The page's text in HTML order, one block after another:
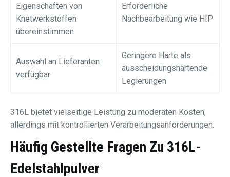
Eigenschaften von
Knetwerkstoffen
übereinstimmen
Erforderliche
Nachbearbeitung wie HIP
Auswahl an Lieferanten
verfügbar
Geringere Härte als
ausscheidungshärtende
Legierungen
316L bietet vielseitige Leistung zu moderaten Kosten,
allerdings mit kontrollierten Verarbeitungsanforderungen.
Häufig Gestellte Fragen Zu 316L-
Edelstahlpulver